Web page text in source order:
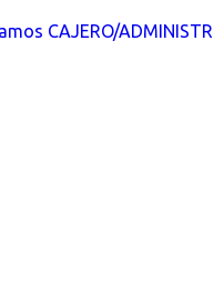
CAJERO/ADMINISTR